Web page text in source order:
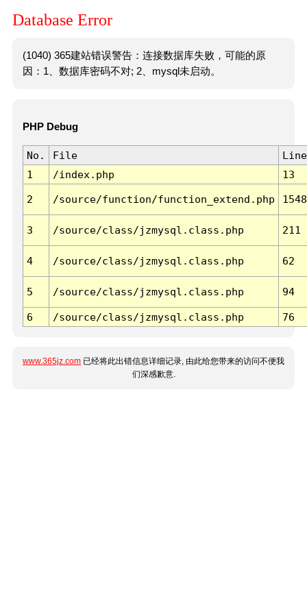
Database Error
(1040) 365建站错误警告：连接数据库失败，可能的原
因：1、数据库密码不对; 2、mysql未启动。
PHP Debug
No. File
Line
1
/index.php 13
2 /source/function/function_extend.php 1548
3 /source/class/jzmysql.class.php 211
4 /source/class/jzmysql.class.php 62
5 /source/class/jzmysql.class.php 94
6 /source/class/jzmysql.class.php 76
www.365jz.com 已经将此出错信息详细记录, 由此给您带来的访问不便我
们深感歉意.